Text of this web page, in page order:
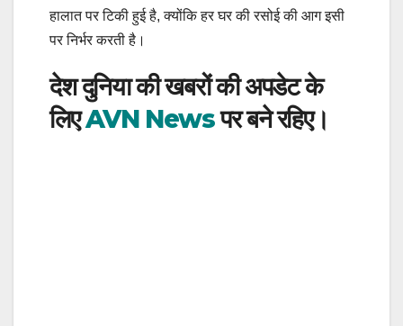
हालात पर टिकी हुई है, क्योंकि हर घर की रसोई की आग इसी
पर निर्भर करती है।
देश दुनिया की खबरों की अपडेट के
लिएAVN Newsपर बने रहिए।